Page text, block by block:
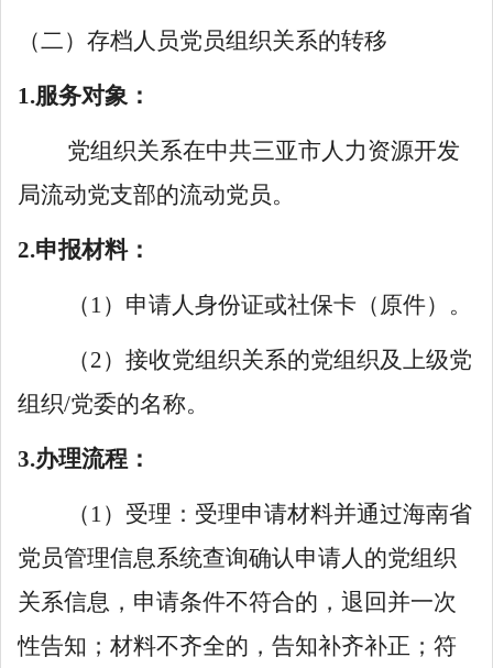
（二）存档人员党员组织关系的转移
1.服务对象：
党组织关系在中共三亚市人力资源开发
局流动党支部的流动党员。
2.申报材料：
（ 1）申请人身份证或社保卡（原件）。
（2）接收党组织关系的党组织及上级党
组织/党委的名称。
3.办理流程：
（ 1）受理：受理申请材料并通过海南省
党员管理信息系统查询确认申请人的党组织
关系信息，申请条件不符合的，退回并一次
性告知；材料不齐全的，告知补齐补正；符